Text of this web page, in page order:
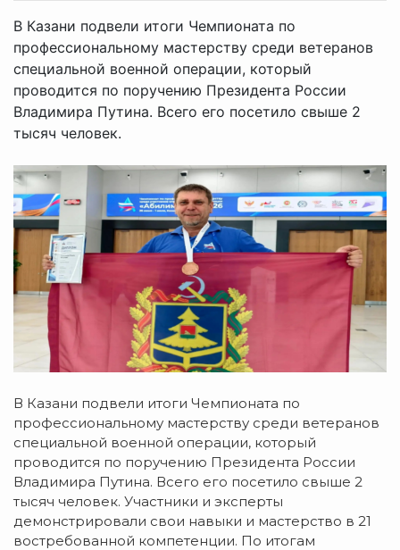
В Казани подвели итоги Чемпионата по
профессиональному мастерству среди ветеранов
специальной военной операции, который
проводится по поручению Президента России
Владимира Путина. Всего его посетило свыше 2
тысяч человек.
В Казани подвели итоги Чемпионата по
профессиональному мастерству среди ветеранов
специальной военной операции, который
проводится по поручению Президента России
Владимира Путина. Всего его посетило свыше 2
тысяч человек. Участники и эксперты
демонстрировали свои навыки и мастерство в 21
востребованной компетенции. По итогам